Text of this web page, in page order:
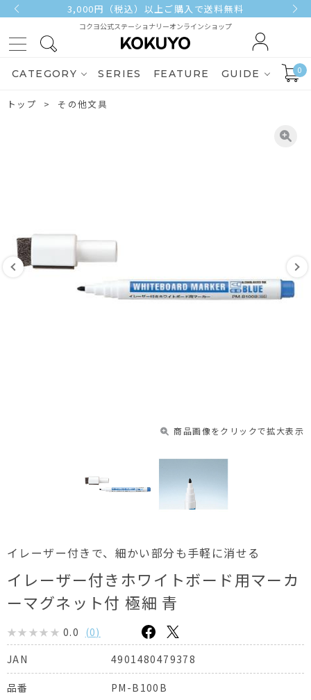
3,000円（税込）以上ご購入で送料無料
コクヨ公式ステーショナリーオンラインショップ
CATEGORY SERIES FEATURE GUIDE 0
トップ その他文具
商品画像をクリックで拡大表示
イレーザー付きで、細かい部分も手軽に消せる
イレーザー付きホワイトボード用マーカ
ーマグネット付 極細 青
0.0 (0)
JAN
4901480479378
品番 PM-B100B